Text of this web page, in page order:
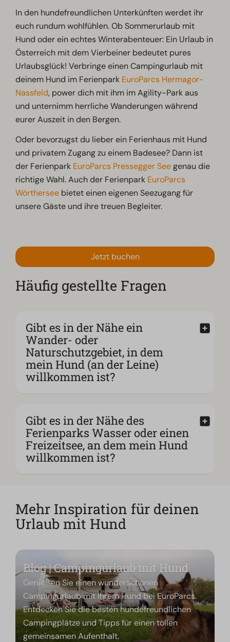
In den hundefreundlichen Unterkünften werdet ihr
euch rundum wohlfühlen. Ob Sommerurlaub mit
Hund oder ein echtes Winterabenteuer: Ein Urlaub in
Österreich mit dem Vierbeiner bedeutet pures
Urlaubsglück! Verbringe einen Campingurlaub mit
deinem Hund im Ferienpark EuroParcs Hermagor-
Nassfeld, power dich mit ihm im Agility-Park aus
und unternimm herrliche Wanderungen während
eurer Auszeit in den Bergen.
Oder bevorzugst du lieber ein Ferienhaus mit Hund
und privatem Zugang zu einem Badesee? Dann ist
der Ferienpark EuroParcs Pressegger Seegenau die
richtige Wahl. Auch der Ferienpark EuroParcs
Wörthersee bietet einen eigenen Seezugang für
unsere Gäste und ihre treuen Begleiter.
Jetzt buchen
Häufig gestellte Fragen
Gibt es in der Nähe ein
Wander- oder
Naturschutzgebiet, in dem
mein Hund (an der Leine)
willkommen ist?
Gibt es in der Nähe des
Ferienparks Wasser oder einen
Freizeitsee, an dem mein Hund
willkommen ist?
Mehr Inspiration für deinen
Urlaub mit Hund
Blog | Campingurlaub mit Hund
Genießen Sie einen wunderschönen
Campingurlaub mit Ihrem Hund bei EuroParcs.
Entdecken Sie die besten hundefreundlichen
Campingplätze und Tipps für einen tollen
gemeinsamen Aufenthalt.